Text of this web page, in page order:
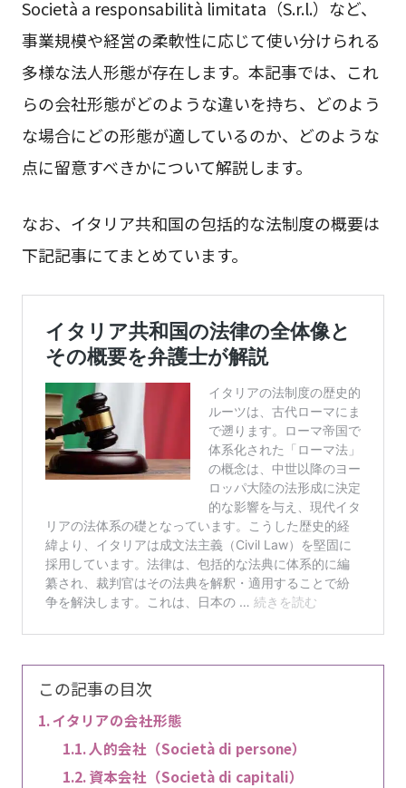
Società a responsabilità limitata（S.r.l.）など、
事業規模や経営の柔軟性に応じて使い分けられる
多様な法人形態が存在します。本記事では、これ
らの会社形態がどのような違いを持ち、どのよう
な場合にどの形態が適しているのか、どのような
点に留意すべきかについて解説します。
なお、イタリア共和国の包括的な法制度の概要は
下記記事にてまとめています。
この記事の目次
イタリアの会社形態
人的会社（Società di persone）
資本会社（Società di capitali）